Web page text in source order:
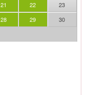
21 22
23
28 29
30